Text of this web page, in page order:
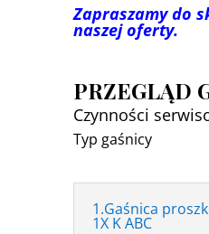
Zapraszamy do
naszej oferty.
PRZEGLĄD
Czynności
Typ gaśnicy
1.Gaśnica
1X K ABC